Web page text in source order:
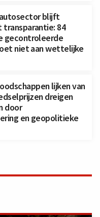
blijft
84
gecontroleerde
niet aan wettelijke
lijken van
dreigen
door
en geopolitieke